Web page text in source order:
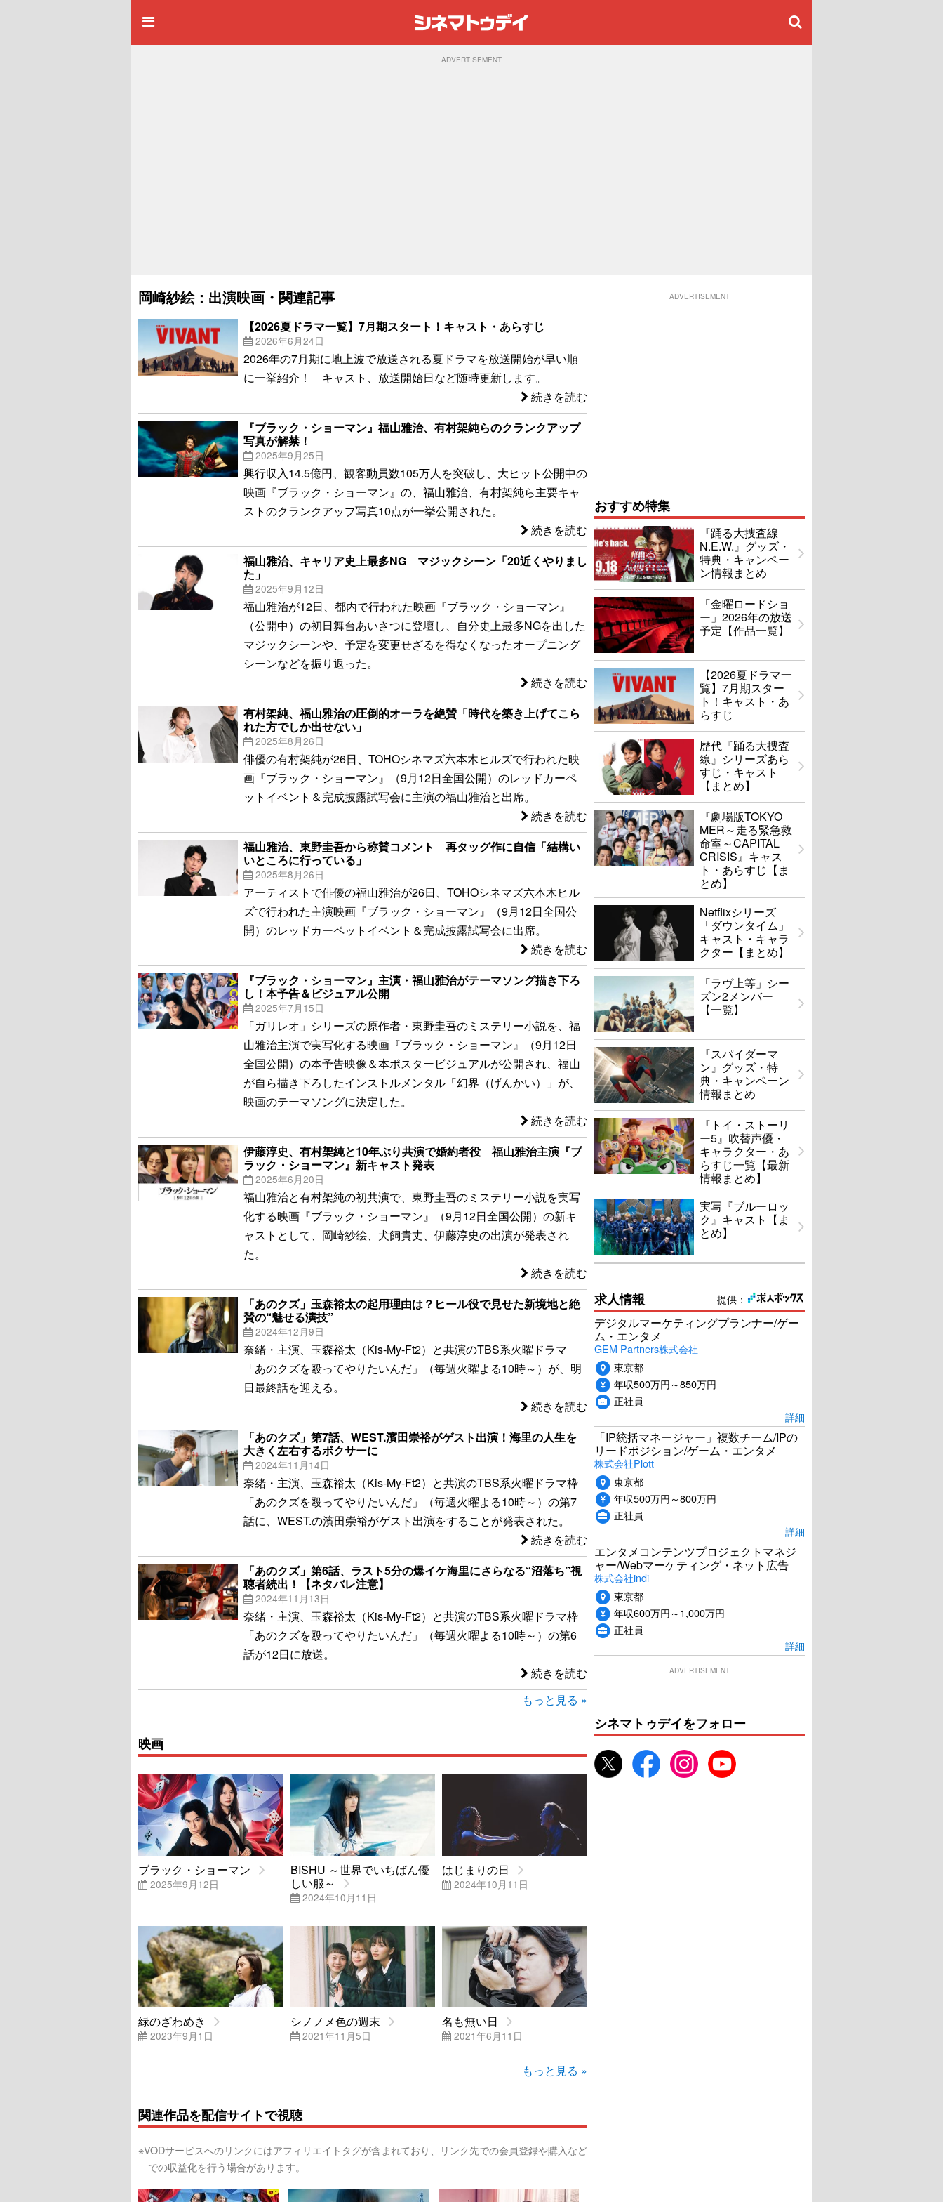
ADVERTISEMENT
岡崎紗絵：出演映画・関連記事
【2026夏ドラマ一覧】7月期スタート！キャスト・あらすじ
2026年6月24日
2026年の7月期に地上波で放送される夏ドラマを放送開始が早い順
に一挙紹介！ キャスト、放送開始日など随時更新します。
続きを読む
『ブラック・ショーマン』福山雅治、有村架純らのクランクアップ
写真が解禁！
2025年9月25日
興行収入14.5億円、観客動員数105万人を突破し、大ヒット公開中の
映画『ブラック・ショーマン』の、福山雅治、有村架純ら主要キャ
ストのクランクアップ写真10点が一挙公開された。
続きを読む
福山雅治、キャリア史上最多NG マジックシーン「20近くやりまし
た」
2025年9月12日
福山雅治が12日、都内で行われた映画『ブラック・ショーマン』
（公開中）の初日舞台あいさつに登壇し、自分史上最多NGを出した
マジックシーンや、予定を変更せざるを得なくなったオープニング
シーンなどを振り返った。
続きを読む
有村架純、福山雅治の圧倒的オーラを絶賛「時代を築き上げてこら
れた方でしか出せない」
2025年8月26日
俳優の有村架純が26日、TOHOシネマズ六本木ヒルズで行われた映
画『ブラック・ショーマン』（9月12日全国公開）のレッドカーペ
ットイベント＆完成披露試写会に主演の福山雅治と出席。
続きを読む
福山雅治、東野圭吾から称賛コメント 再タッグ作に自信「結構い
いところに行っている」
2025年8月26日
アーティストで俳優の福山雅治が26日、TOHOシネマズ六本木ヒル
ズで行われた主演映画『ブラック・ショーマン』（9月12日全国公
開）のレッドカーペットイベント＆完成披露試写会に出席。
続きを読む
『ブラック・ショーマン』主演・福山雅治がテーマソング描き下ろ
し！本予告＆ビジュアル公開
2025年7月15日
「ガリレオ」シリーズの原作者・東野圭吾のミステリー小説を、福
山雅治主演で実写化する映画『ブラック・ショーマン』（9月12日
全国公開）の本予告映像＆本ポスタービジュアルが公開され、福山
が自ら描き下ろしたインストルメンタル「幻界（げんかい）」が、
映画のテーマソングに決定した。
続きを読む
伊藤淳史、有村架純と10年ぶり共演で婚約者役 福山雅治主演『ブ
ラック・ショーマン』新キャスト発表
2025年6月20日
福山雅治と有村架純の初共演で、東野圭吾のミステリー小説を実写
化する映画『ブラック・ショーマン』（9月12日全国公開）の新キ
ャストとして、岡崎紗絵、犬飼貴丈、伊藤淳史の出演が発表され
た。
続きを読む
「あのクズ」玉森裕太の起用理由は？ヒール役で見せた新境地と絶
賛の“魅せる演技”
2024年12月9日
奈緒・主演、玉森裕太（Kis-My-Ft2）と共演のTBS系火曜ドラマ
「あのクズを殴ってやりたいんだ」（毎週火曜よる10時～）が、明
日最終話を迎える。
続きを読む
「あのクズ」第7話、WEST.濱田崇裕がゲスト出演！海里の人生を
大きく左右するボクサーに
2024年11月14日
奈緒・主演、玉森裕太（Kis-My-Ft2）と共演のTBS系火曜ドラマ枠
「あのクズを殴ってやりたいんだ」（毎週火曜よる10時～）の第7
話に、WEST.の濱田崇裕がゲスト出演をすることが発表された。
続きを読む
「あのクズ」第6話、ラスト5分の爆イケ海里にさらなる“沼落ち”視
聴者続出！【ネタバレ注意】
2024年11月13日
奈緒・主演、玉森裕太（Kis-My-Ft2）と共演のTBS系火曜ドラマ枠
「あのクズを殴ってやりたいんだ」（毎週火曜よる10時～）の第6
話が12日に放送。
続きを読む
もっと見る »
映画
ブラック・ショーマン
2025年9月12日
BISHU ～世界でいちばん優
しい服～
2024年10月11日
はじまりの日
2024年10月11日
緑のざわめき
2023年9月1日
シノノメ色の週末
2021年11月5日
名も無い日
2021年6月11日
もっと見る »
関連作品を配信サイトで視聴
※VODサービスへのリンクにはアフィリエイトタグが含まれており、リンク先での会員登録や購入など
での収益化を行う場合があります。
ADVERTISEMENT
おすすめ特集
『踊る大捜査線
N.E.W.』グッズ・
特典・キャンペー
ン情報まとめ
「金曜ロードショ
ー」2026年の放送
予定【作品一覧】
【2026夏ドラマ一
覧】7月期スター
ト！キャスト・あ
らすじ
歴代『踊る大捜査
線』シリーズあら
すじ・キャスト
【まとめ】
『劇場版TOKYO
MER～走る緊急救
命室～CAPITAL
CRISIS』キャス
ト・あらすじ【ま
とめ】
Netflixシリーズ
「ダウンタイム」
キャスト・キャラ
クター【まとめ】
「ラヴ上等」シー
ズン2メンバー
【一覧】
『スパイダーマ
ン』グッズ・特
典・キャンペーン
情報まとめ
『トイ・ストーリ
ー5』吹替声優・
キャラクター・あ
らすじ一覧【最新
情報まとめ】
実写『ブルーロッ
ク』キャスト【ま
とめ】
提供：
求人情報
デジタルマーケティングプランナー/ゲー
ム・エンタメ
GEM Partners株式会社
東京都
年収500万円～850万円
正社員
詳細
「IP統括マネージャー」複数チーム/IPの
リードポジション/ゲーム・エンタメ
株式会社Plott
東京都
年収500万円～800万円
正社員
詳細
エンタメコンテンツプロジェクトマネジ
ャー/Webマーケティング・ネット広告
株式会社indi
東京都
年収600万円～1,000万円
正社員
詳細
ADVERTISEMENT
シネマトゥデイをフォロー